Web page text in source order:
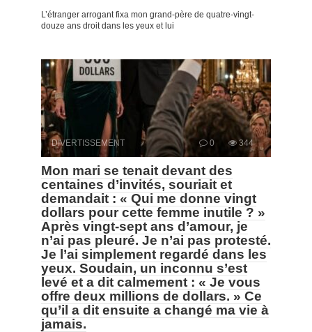
L’étranger arrogant fixa mon grand-père de quatre-vingt-
douze ans droit dans les yeux et lui
DIVERTISSEMENT 0 344
Mon mari se tenait devant des
centaines d’invités, souriait et
demandait : « Qui me donne vingt
dollars pour cette femme inutile ? »
Après vingt-sept ans d’amour, je
n’ai pas pleuré. Je n’ai pas protesté.
Je l’ai simplement regardé dans les
yeux. Soudain, un inconnu s’est
levé et a dit calmement : « Je vous
offre deux millions de dollars. » Ce
qu’il a dit ensuite a changé ma vie à
jamais.